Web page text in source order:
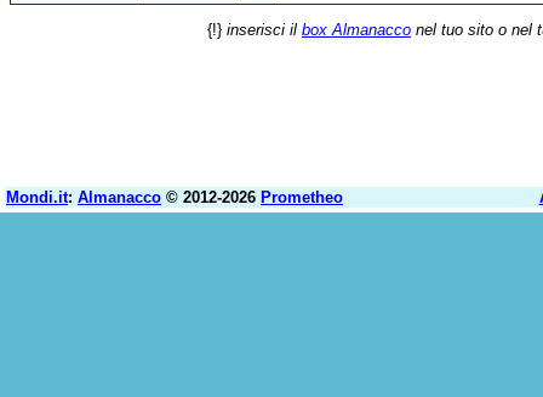
{!} inserisci il box Almanacco nel tuo sito o nel
Mondi.it: Almanacco © 2012-2026 Prometheo